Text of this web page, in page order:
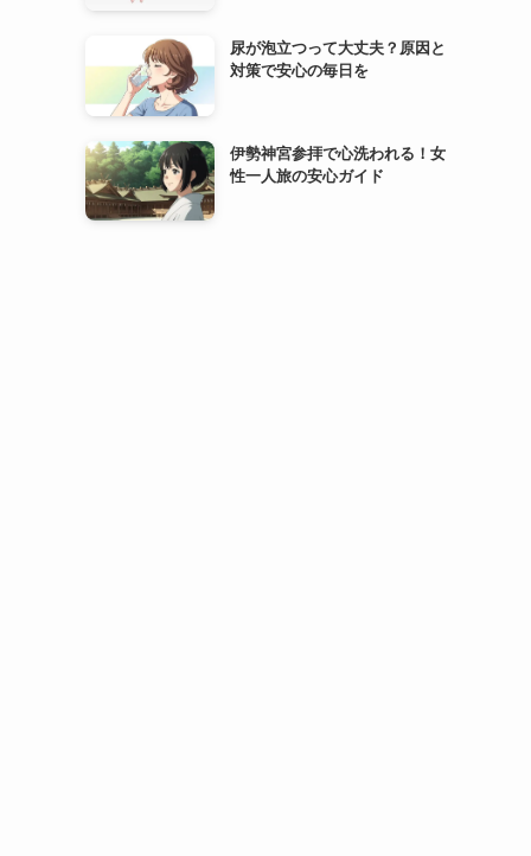
尿が泡立つって大丈夫？原因と
対策で安心の毎日を
伊勢神宮参拝で心洗われる！女
性一人旅の安心ガイド